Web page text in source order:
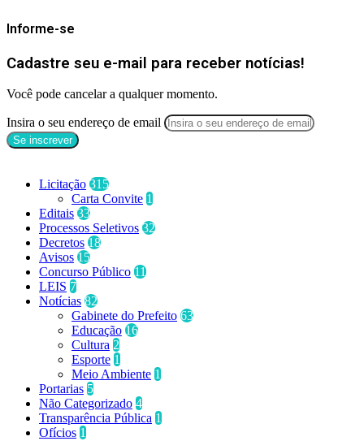
Informe-se
Cadastre seu e-mail para receber notícias!
Você pode cancelar a qualquer momento.
Insira o seu endereço de email
Licitação 315
Carta Convite 1
Editais 33
Processos Seletivos 32
Decretos 18
Avisos 15
Concurso Público 11
LEIS 7
Notícias 82
Gabinete do Prefeito 63
Educação 16
Cultura 2
Esporte 1
Meio Ambiente 1
Portarias 5
Não Categorizado 4
Transparência Pública 1
Ofícios 1